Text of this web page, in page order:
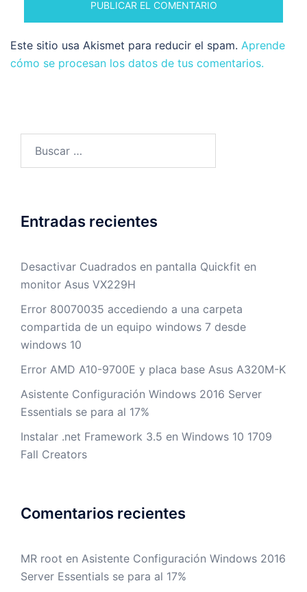
Este sitio usa Akismet para reducir el spam. Aprende
cómo se procesan los datos de tus comentarios.
Entradas recientes
Desactivar Cuadrados en pantalla Quickfit en
monitor Asus VX229H
Error 80070035 accediendo a una carpeta
compartida de un equipo windows 7 desde
windows 10
Error AMD A10-9700E y placa base Asus A320M-K
Asistente Configuración Windows 2016 Server
Essentials se para al 17%
Instalar .net Framework 3.5 en Windows 10 1709
Fall Creators
Comentarios recientes
MR root en Asistente Configuración Windows 2016
Server Essentials se para al 17%